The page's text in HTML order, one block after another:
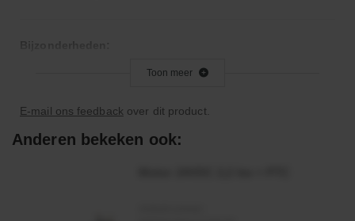
Hardere rubbercompound dan 70° Shore A
Toon meer
E-mail ons feedback over dit product.
Anderen bekeken ook: